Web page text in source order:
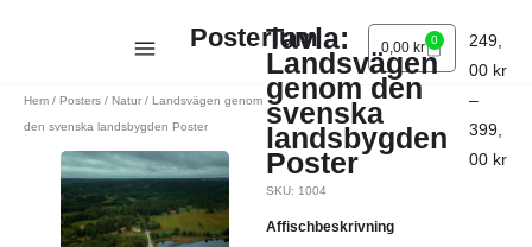
Posterium 0,00 kr 0
Hem / Posters / Natur / Landsvägen genom
den svenska landsbygden Poster
Tavla:
Landsvägen
genom den
svenska
landsbygden
Poster
249,
00 kr
–
399,
00 kr
SKU: 1004
Affischbeskrivning